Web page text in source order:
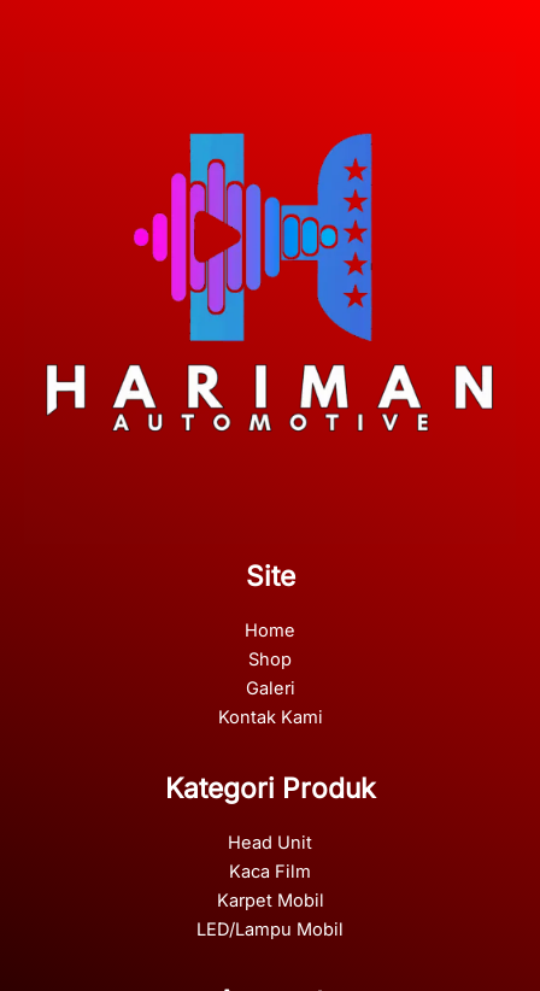
Site
Home
Shop
Galeri
Kontak Kami
Kategori Produk
Head Unit
Kaca Film
Karpet Mobil
LED/Lampu Mobil